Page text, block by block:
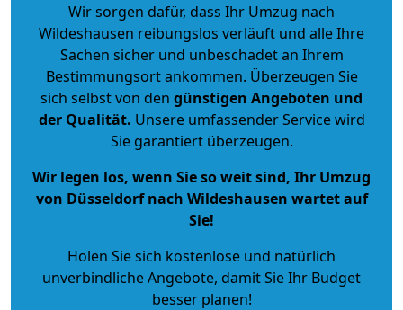
Wir sorgen dafür, dass Ihr Umzug nach
Wildeshausen reibungslos verläuft und alle Ihre
Sachen sicher und unbeschadet an Ihrem
Bestimmungsort ankommen. Überzeugen Sie
sich selbst von den günstigen Angeboten und
der Qualität. Unsere umfassender Service wird
Sie garantiert überzeugen.
Wir legen los, wenn Sie so weit sind, Ihr Umzug
von Düsseldorf nach Wildeshausen wartet auf
Sie!
Holen Sie sich kostenlose und natürlich
unverbindliche Angebote, damit Sie Ihr Budget
besser planen!